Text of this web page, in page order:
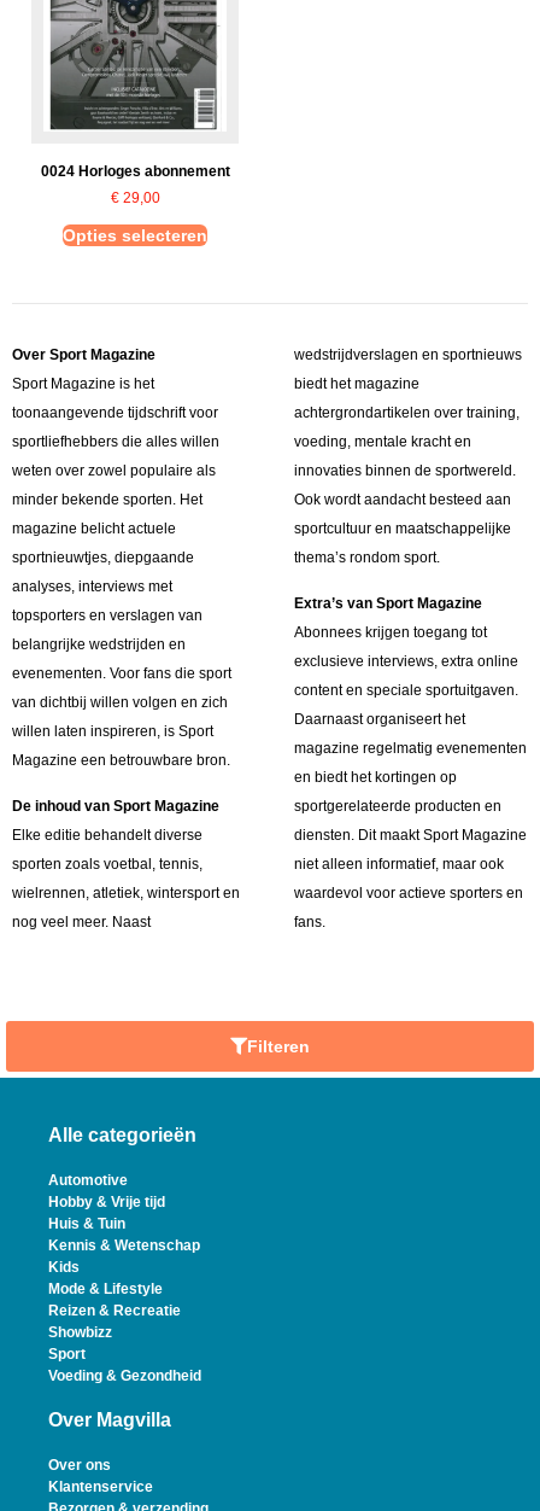
0024 Horloges abonnement
€29,00
Opties selecteren
Over Sport Magazine
Sport Magazine is het
toonaangevende tijdschrift voor
sportliefhebbers die alles willen
weten over zowel populaire als
minder bekende sporten. Het
magazine belicht actuele
sportnieuwtjes, diepgaande
analyses, interviews met
topsporters en verslagen van
belangrijke wedstrijden en
evenementen. Voor fans die sport
van dichtbij willen volgen en zich
willen laten inspireren, is Sport
Magazine een betrouwbare bron.
De inhoud van Sport Magazine
Elke editie behandelt diverse
sporten zoals voetbal, tennis,
wielrennen, atletiek, wintersport en
nog veel meer. Naast
wedstrijdverslagen en sportnieuws
biedt het magazine
achtergrondartikelen over training,
voeding, mentale kracht en
innovaties binnen de sportwereld.
Ook wordt aandacht besteed aan
sportcultuur en maatschappelijke
thema’s rondom sport.
Extra’s van Sport Magazine
Abonnees krijgen toegang tot
exclusieve interviews, extra online
content en speciale sportuitgaven.
Daarnaast organiseert het
magazine regelmatig evenementen
en biedt het kortingen op
sportgerelateerde producten en
diensten. Dit maakt Sport Magazine
niet alleen informatief, maar ook
waardevol voor actieve sporters en
fans.
Filteren
Alle categorieën
Automotive
Hobby & Vrije tijd
Huis & Tuin
Kennis & Wetenschap
Kids
Mode & Lifestyle
Reizen & Recreatie
Showbizz
Sport
Voeding & Gezondheid
Over Magvilla
Over ons
Klantenservice